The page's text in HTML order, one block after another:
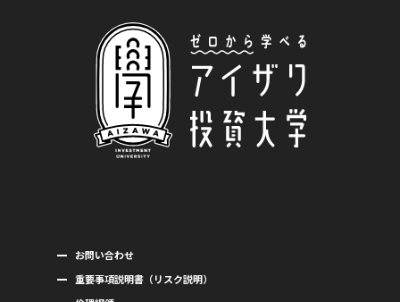
お問い合わせ
重要事項説明書（リスク説明）